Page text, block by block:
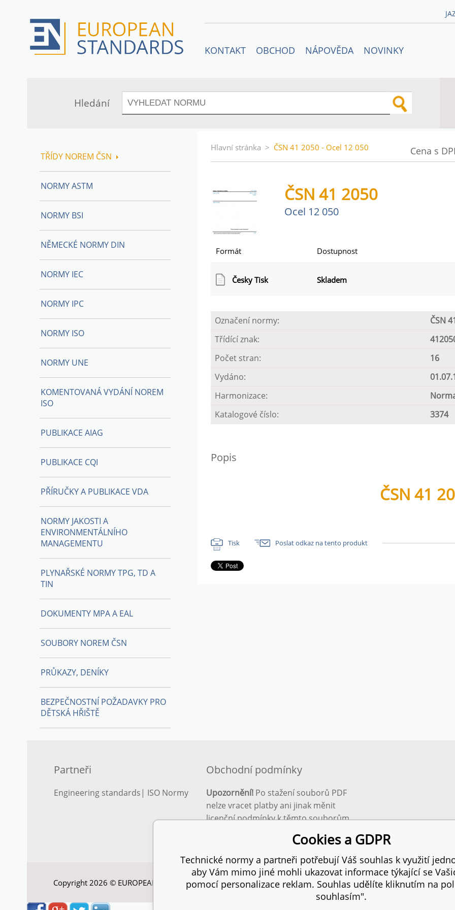
KONTAKT OBCHOD NÁPOVĚDA NOVINKY
Hledání
Cena s
Hlavní stránka > ČSN 41 2050 - Ocel 12 050
ČSN 41 2050
Ocel 12 050
Formát Dostupnost
Česky Tisk Skladem
Označení normy:
ČSN
Třídící znak:
Počet stran:
16
Vydáno:
Harmonizace:
Katalogové číslo:
3374
Popis
ČSN 41
Tisk Poslat odkaz na tento produkt
TŘÍDY NOREM ČSN
NORMY ASTM
NORMY BSI
NĚMECKÉ NORMY DIN
NORMY IEC
NORMY IPC
NORMY ISO
NORMY UNE
KOMENTOVANÁ VYDÁNÍ NOREM
ISO
PUBLIKACE AIAG
PUBLIKACE CQI
PŘÍRUČKY A PUBLIKACE VDA
NORMY JAKOSTI A
ENVIRONMENTÁLNÍHO
MANAGEMENTU
PLYNAŘSKÉ NORMY TPG, TD A
TIN
DOKUMENTY MPA A EAL
SOUBORY NOREM ČSN
PRŮKAZY, DENÍKY
BEZPEČNOSTNÍ POŽADAVKY PRO
DĚTSKÁ HŘIŠTĚ
Partneři
Engineering standards | ISO Normy
Obchodní podmínky
Upozornění! Po stažení souborů PDF
nelze vracet platby ani jinak měnit
licenční podmínky k těmto souborům.
Copyright 2026 © EUROPEAN STANDARD. Všechna práva vyhrazena.
Cookies a GDPR
Technické normy a partneři potřebují Váš souhlas k využití
aby Vám mimo jiné mohli ukazovat informace týkající se
pomocí personalizace reklam. Souhlas udělíte kliknutím na
souhlasím".